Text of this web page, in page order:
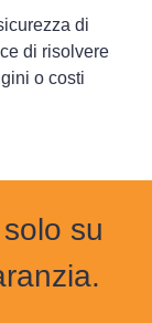
di
di risolvere
o costi
su